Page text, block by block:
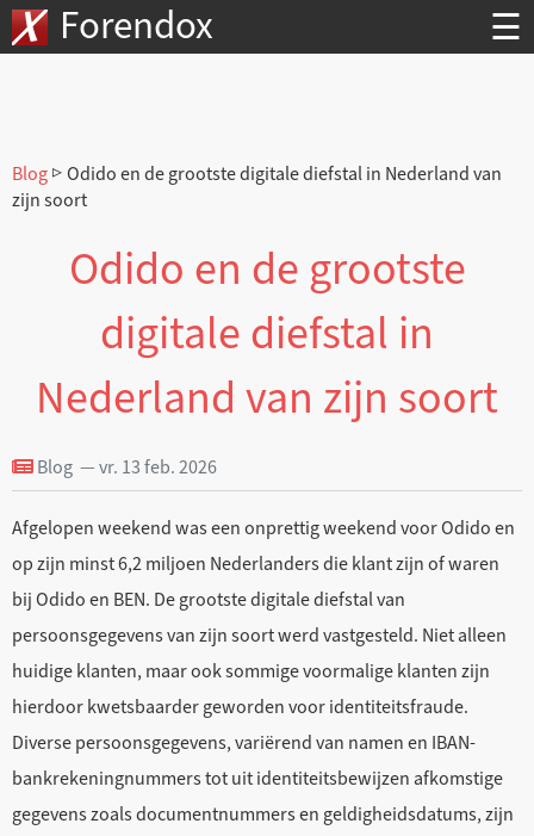
Forendox ☰
Blog▷ Odido en de grootste digitale diefstal in Nederland van
zijn soort
Odido en de grootste
digitale diefstal in
Nederland van zijn soort
Blog — vr. 13 feb. 2026
Afgelopen weekend was een onprettig weekend voor Odido en
op zijn minst 6,2 miljoen Nederlanders die klant zijn of waren
bij Odido en BEN. De grootste digitale diefstal van
persoonsgegevens van zijn soort werd vastgesteld. Niet alleen
huidige klanten, maar ook sommige voormalige klanten zijn
hierdoor kwetsbaarder geworden voor identiteitsfraude.
Diverse persoonsgegevens, variërend van namen en IBAN-
bankrekeningnummers tot uit identiteitsbewijzen afkomstige
gegevens zoals documentnummers en geldigheidsdatums, zijn